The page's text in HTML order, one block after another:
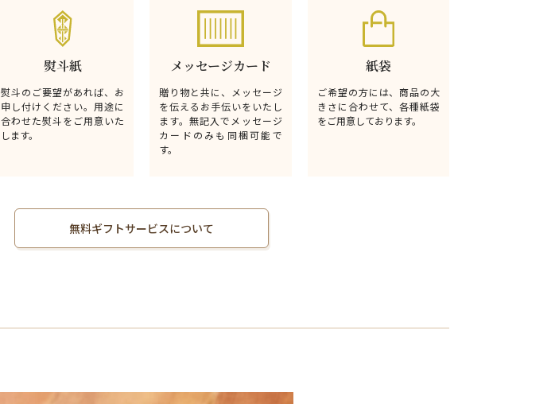
熨斗紙
熨斗のご要望があれば、お
申し付けください。用途に
合わせた熨斗をご用意いた
します。
メッセージカード
贈り物と共に、メッセージ
を伝えるお手伝いをいたし
ます。無記入でメッセージ
カードのみも同梱可能で
す。
紙袋
ご希望の方には、商品の大
きさに合わせて、各種紙袋
をご用意しております。
無料ギフトサービスについて